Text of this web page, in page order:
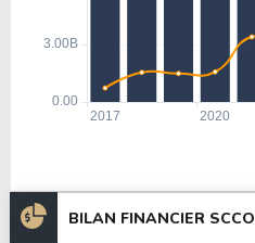
BILAN FINANCIER SCCO